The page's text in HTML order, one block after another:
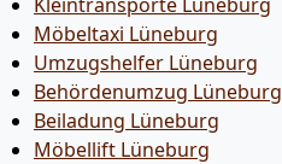
Möbeltaxi Lüneburg
Umzugshelfer Lüneburg
Behördenumzug Lüneburg
Beiladung Lüneburg
Möbellift Lüneburg